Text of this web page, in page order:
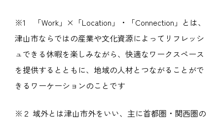
※1 「Work」×「Location」・「Connection」とは、
津山市ならではの産業や文化資源によってリフレッシ
ュできる休暇を楽しみながら、快適なワークスペース
を提供するとともに、地域の人材とつながることがで
きるワーケーションのことです
※２ 域外とは津山市外をいい、主に首都圏・関西圏の